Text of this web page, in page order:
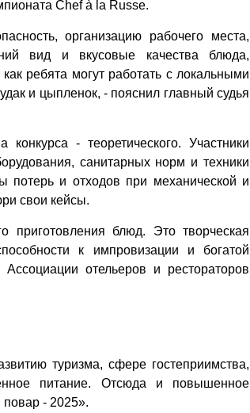
Chef à la Russe.
организацию рабочего места,
вид и вкусовые качества блюда,
ребята могут работать с локальными
и цыпленок, - пояснил главный судья
- теоретического. Участники
санитарных норм и техники
потерь и отходов при механической и
свои кейсы.
приготовления блюд. Это творческая
к импровизации и богатой
отельеров и рестораторов
туризма, сфере гостеприимства,
питание. Отсюда и повышенное
повар - 2025».